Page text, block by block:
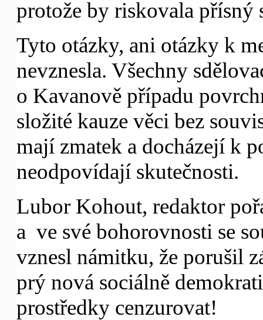
protože by riskovala přísný
Tyto otázky, ani otázky k
nevznesla. Všechny
o Kavanově případu
složité kauze věci bez
mají zmatek a docházejí k
neodpovídají skutečnosti.
Lubor Kohout, redaktor
a ve své bohorovnosti se
vznesl námitku, že porušil
prý nová sociálně
prostředky cenzurovat!